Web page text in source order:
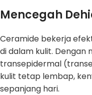
Mencegah
Ceramide bekerja
di dalam kulit. Dengan
transepidermal
kulit tetap lembap,
sepanjang hari.